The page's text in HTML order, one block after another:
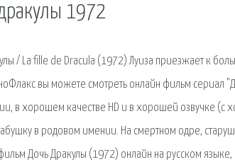
1972
/ La fille de Dracula (1972) Луиза приезжает к
вы можете смотреть онлайн фильм сериал
в хорошем качестве HD и в хорошей озвучке
в родовом имении. На смертном одре,
Дочь Дракулы (1972) онлайн на русском